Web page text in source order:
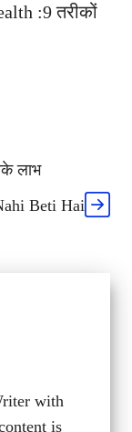
:9 तरीकों
लाभ
Beti Hai
with
is